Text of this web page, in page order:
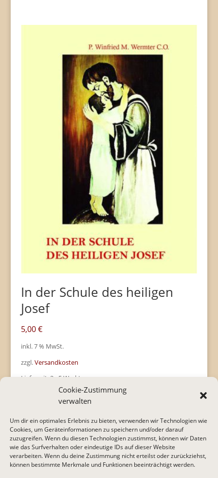
Cookie-Zustimmung
verwalten
Um dir ein optimales Erlebnis zu bieten, verwenden wir Technologien wie
Cookies, um Geräteinformationen zu speichern und/oder darauf
zuzugreifen. Wenn du diesen Technologien zustimmst, können wir Daten
wie das Surfverhalten oder eindeutige IDs auf dieser Website
verarbeiten. Wenn du deine Zustimmung nicht erteilst oder zurückziehst,
können bestimmte Merkmale und Funktionen beeinträchtigt werden.
In der Schule des heiligen
Josef
5,00€
inkl. 7 % MwSt.
zzgl.Versandkosten
Lieferzeit: 2 - 5 Werktage
* Alle Preise inkl. gesetzl. Mehrwertsteuer zzgl.
Versandkosten und ggf. Nachnahmegebühren, wenn
nicht anders beschrieben.